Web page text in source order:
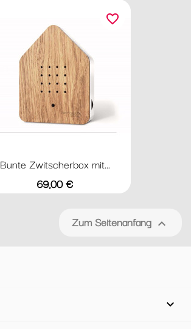
Bunte Zwitscherbox mit...
Preis
69,00 €
favorite_border
Zum Seitenanfang 
